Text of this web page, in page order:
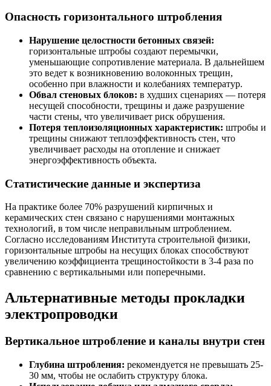
Опасность горизонтального штробления
Нарушение целостности бетонных связей:
горизонтальные штробы создают перемычки,
уменьшающие сопротивление материала. В дальнейшем
это ведет к возникновению волоконных трещин,
особенно при влажности и колебаниях температур.
Обвал стеновых блоков: в худших сценариях — потеря
несущей способности, трещины и даже разрушение
части стены, что увеличивает риск обрушения.
Потеря теплоизоляционных характеристик: штробы и
трещины снижают теплоэффективность стен, что
увеличивает расходы на отопление и снижает
энергоэффективность объекта.
Статистические данные и экспертиза
На практике более 70% разрушений кирпичных и
керамических стен связано с нарушениями монтажных
технологий, в том числе неправильным штроблением.
Согласно исследованиям Института строительной физики,
горизонтальные штробы на несущих блоках способствуют
увеличению коэффициента трещиностойкости в 3-4 раза по
сравнению с вертикальными или поперечными.
Альтернативные методы прокладки
электропроводки
Вертикальное штробление и каналы внутри стен
Глубина штробления: рекомендуется не превышать 25-
30 мм, чтобы не ослабить структуру блока.